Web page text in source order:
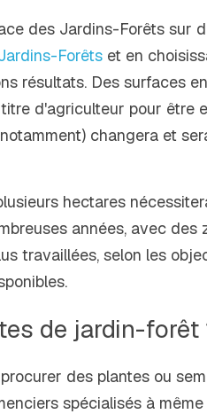
des Jardins-Forêts sur
Forêts et en
résultats. Des surfaces
d'agriculteur pour être
changera et
hectares
années, avec des
travaillées, selon les
de jardin-forêt
des plantes ou
spécialisés à